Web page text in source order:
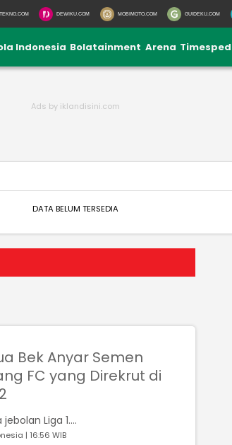
DEWIKU.COM MOBIMOTO.COM GUIDEKU.COM
Indonesia Bolatainment Arena
DATA BELUM TERSEDIA
Bek Anyar Semen
FC yang Direkrut di
Liga 1....
| 16:56 WIB